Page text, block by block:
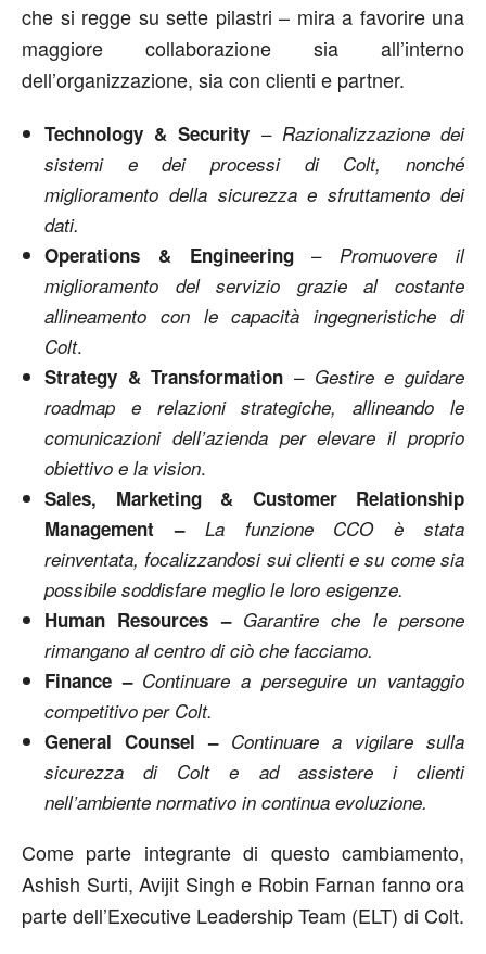
che si regge su sette pilastri – mira a favorire una
maggiore collaborazione sia all’interno
dell’organizzazione, sia con clienti e partner.
Technology & Security – Razionalizzazione dei
sistemi e dei processi di Colt, nonché
miglioramento della sicurezza e sfruttamento dei
dati.
Operations & Engineering–Promuovere il
miglioramento del servizio grazie al costante
allineamento con le capacità ingegneristiche di
Colt.
Strategy & Transformation – Gestire e guidare
roadmap e relazioni strategiche, allineando le
comunicazioni dell’azienda per elevare il proprio
obiettivo e la vision.
Sales, Marketing & Customer Relationship
Management – La funzione CCO è stata
reinventata, focalizzandosi sui clienti e su come sia
possibile soddisfare meglio le loro esigenze.
Human Resources – Garantire che le persone
rimangano al centro di ciò che facciamo.
Finance – Continuare a perseguire un vantaggio
competitivo per Colt.
General Counsel – Continuare a vigilare sulla
sicurezza di Colt e ad assistere i clienti
nell’ambiente normativo in continua evoluzione.
Come parte integrante di questo cambiamento,
Ashish Surti, Avijit Singh e Robin Farnan fanno ora
parte dell’Executive Leadership Team (ELT) di Colt.